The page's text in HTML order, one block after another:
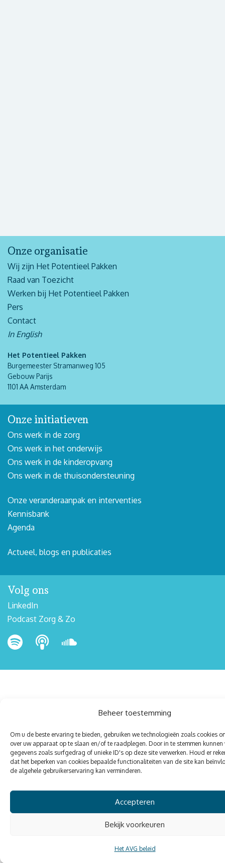
Beheer toestemming
Om u de beste ervaring te bieden, gebruiken we technologieën zoals cookies
over uw apparaat op te slaan en/of te raadplegen. Door in te stemmen kunnen
gegevens zoals surfgedrag of unieke ID's op deze site verwerken. Houd er
dat het beperken van cookies bepaalde functionaliteiten van de site kan
de algehele gebruikerservaring kan verminderen.
Accepteren
Bekijk voorkeuren
Het AVG beleid
Onze organisatie
Wij zijn Het Potentieel Pakken
Raad van Toezicht
Werken bij Het Potentieel Pakken
Pers
Contact
In English
Het Potentieel Pakken
Burgemeester Stramanweg 105
Gebouw Parijs
1101 AA Amsterdam
Onze initiatieven
Ons werk in de zorg
Ons werk in het onderwijs
Ons werk in de kinderopvang
Ons werk in de thuisondersteuning
Onze veranderaanpak en interventies
Kennisbank
Agenda
Actueel, blogs en publicaties
Volg ons
LinkedIn
Podcast Zorg & Zo